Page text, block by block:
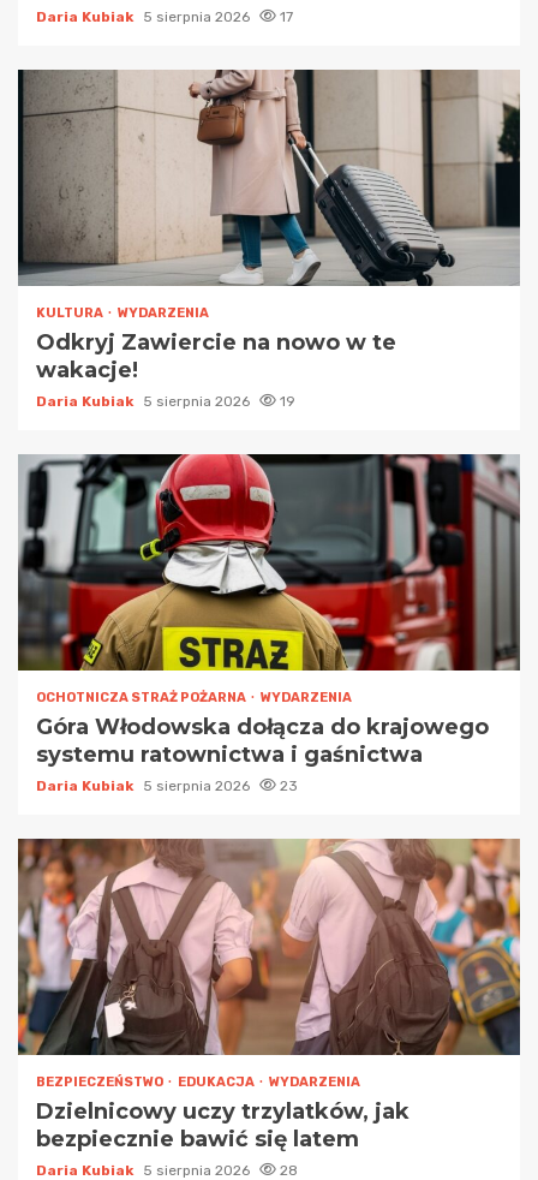
Daria Kubiak 5 sierpnia 2026 17
KULTURA WYDARZENIA
Odkryj Zawiercie na nowo w te
wakacje!
Daria Kubiak 5 sierpnia 2026 19
OCHOTNICZA STRAŻ POŻARNA WYDARZENIA
Góra Włodowska dołącza do krajowego
systemu ratownictwa i gaśnictwa
Daria Kubiak 5 sierpnia 2026 23
BEZPIECZEŃSTWO EDUKACJA WYDARZENIA
Dzielnicowy uczy trzylatków, jak
bezpiecznie bawić się latem
Daria Kubiak 5 sierpnia 2026 28